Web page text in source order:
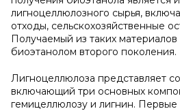
лигноцеллюлозного сырья,
отходы, сельскохозяйственные
Получаемый из таких
биоэтанолом второго поколения.
Лигноцеллюлоза представляет
включающий три основных
гемицеллюлозу и лигнин. Первые